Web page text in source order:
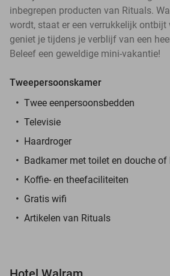
inbegrepen producten van Rituals.
wordt, staat er een verrukkelijk ontbijt
geniet je tijdens je verblijf van een
Beleef een geweldige mini-vakantie!
Tweepersoonskamer
Twee eenpersoonsbedden
Televisie
Haardroger
Badkamer met toilet en douche of
Koffie- en theefaciliteiten
Gratis wifi
Artikelen van Rituals